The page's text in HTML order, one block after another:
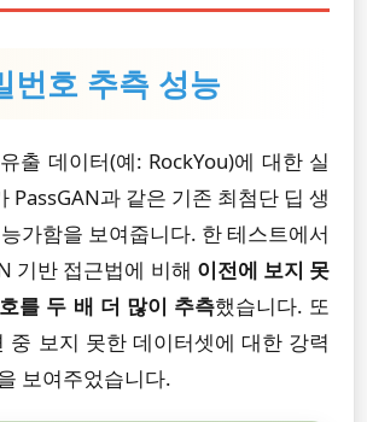
번호 추측 성능
출 데이터(예: RockYou)에 대한 실
PassGAN과 같은 기존 최첨단 딥 생
가함을 보여줍니다. 한 테스트에서
기반 접근법에 비해 이전에 보지 못
를 두 배 더 많이 추측했습니다. 또
중 보지 못한 데이터셋에 대한 강력
보여주었습니다.